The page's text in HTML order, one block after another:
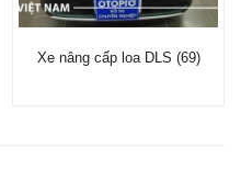
Xe nâng cấp loa DLS (69)